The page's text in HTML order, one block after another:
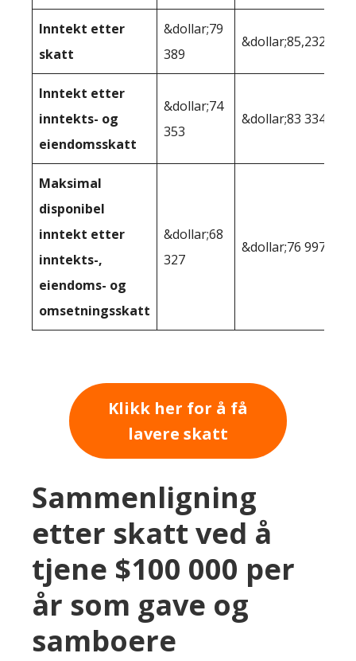
Inntekt etter
skatt
&dollar;79
389
&dollar;85,232
Inntekt etter
inntekts- og
eiendomsskatt
&dollar;74
353
&dollar;83 334
Maksimal
disponibel
inntekt etter
inntekts-,
eiendoms- og
omsetningsskatt
&dollar;68
327
&dollar;76 997
Klikk her for å få
lavere skatt
Sammenligning
etter skatt ved å
tjene $100 000 per
år som gave og
samboere